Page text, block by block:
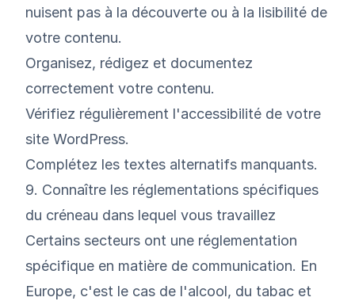
nuisent pas à la découverte ou à la lisibilité de
votre contenu.
Organisez, rédigez et documentez
correctement votre contenu.
Vérifiez régulièrement l'accessibilité de votre
site WordPress.
Complétez les textes alternatifs manquants.
9. Connaître les réglementations spécifiques
du créneau dans lequel vous travaillez
Certains secteurs ont une réglementation
spécifique en matière de communication. En
Europe, c'est le cas de l'alcool, du tabac et